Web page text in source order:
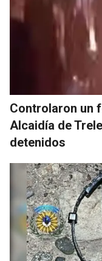
Controlaron un
Alcaidía de
detenidos